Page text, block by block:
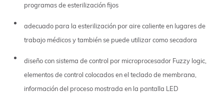
programas de esterilización fijos
adecuado para la esterilización por aire caliente en lugares de
trabajo médicos y también se puede utilizar como secadora
diseño con sistema de control por microprocesador Fuzzy logic,
elementos de control colocados en el teclado de membrana,
información del proceso mostrada en la pantalla LED